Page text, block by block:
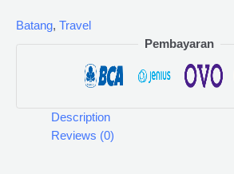
Batang, Travel
Pembayaran
Description
Reviews (0)